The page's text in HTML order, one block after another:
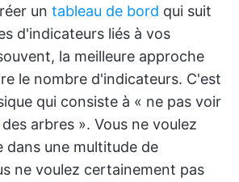
un tableau de bord qui suit
d'indicateurs liés à vos
la meilleure approche
le nombre d'indicateurs. C'est
qui consiste à « ne pas voir
arbres ». Vous ne voulez
dans une multitude de
ne voulez certainement pas